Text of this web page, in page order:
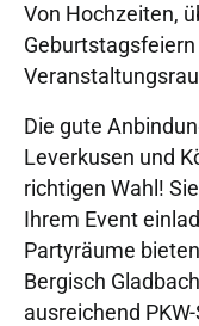
Von Hochzeiten,
Die gute
Leverkusen und
richtigen Wahl!
Ihrem Event
Partyräume
Bergisch
ausreichend